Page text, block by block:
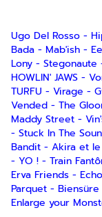
Ugo Del Rosso -
Bada - Mab'ish -
Lony - Stegonaute
HOWLIN' JAWS -
TURFU - Virage -
Vended - The
Maddy Street -
- Stuck In The
Bandit - Akira et
- YO ! - Train
Erva Friends -
Parquet - Biensüre
Enlarge your